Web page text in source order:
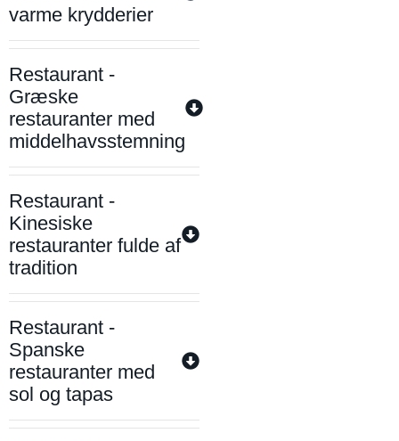
varme krydderier
Restaurant -
Græske
restauranter med
middelhavsstemning
Restaurant -
Kinesiske
restauranter fulde af
tradition
Restaurant -
Spanske
restauranter med
sol og tapas